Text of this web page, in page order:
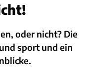
oder nicht? Die
sport und ein